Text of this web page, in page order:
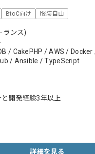
BtoC向け 服装自由
ランス)
/ CakePHP / AWS /
/ Ansible / TypeScript
開発経験3年以上
詳細を見る